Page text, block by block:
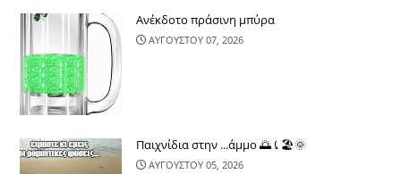
Ανέκδοτο πράσινη μπύρα
ΑΥΓΟΥΣΤΟΥ 07, 2026
Παιχνίδια στην ...άμμο 🌅⤹🏖🌞
ΑΥΓΟΥΣΤΟΥ 05, 2026